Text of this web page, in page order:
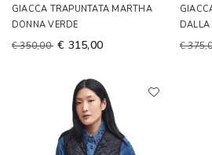
GIACCA TRAPUNTATA MARTHA
DONNA VERDE
€ 350,00 € 315,00
DALLA
€